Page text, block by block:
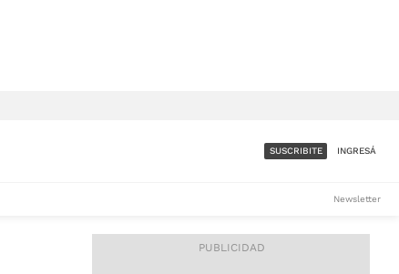
ACCESO FULL - $1.800/MES
SUSCRIBITE INGRESÁ
Newsletter